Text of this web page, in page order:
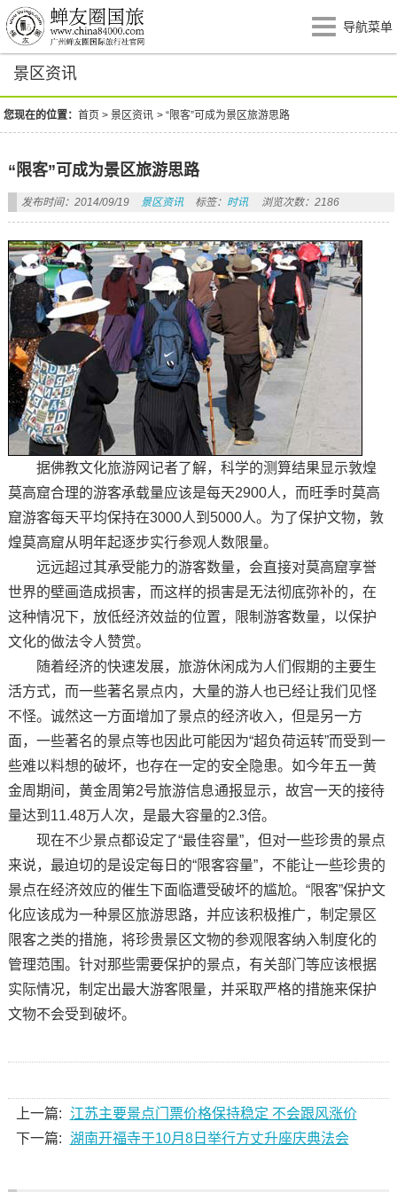
导航菜单
景区资讯
您现在的位置：首页 >景区资讯 >“限客”可成为景区旅游思路
“限客”可成为景区旅游思路
发布时间：2014/09/19 景区资讯 标签： 时讯 浏览次数：2186
据佛教文化旅游网记者了解，科学的测算结果显示敦煌
莫高窟合理的游客承载量应该是每天2900人，而旺季时莫高
窟游客每天平均保持在3000人到5000人。为了保护文物，敦
煌莫高窟从明年起逐步实行参观人数限量。
远远超过其承受能力的游客数量，会直接对莫高窟享誉
世界的壁画造成损害，而这样的损害是无法彻底弥补的，在
这种情况下，放低经济效益的位置，限制游客数量，以保护
文化的做法令人赞赏。
随着经济的快速发展，旅游休闲成为人们假期的主要生
活方式，而一些著名景点内，大量的游人也已经让我们见怪
不怪。诚然这一方面增加了景点的经济收入，但是另一方
面，一些著名的景点等也因此可能因为“超负荷运转”而受到一
些难以料想的破坏，也存在一定的安全隐患。如今年五一黄
金周期间，黄金周第2号旅游信息通报显示，故宫一天的接待
量达到11.48万人次，是最大容量的2.3倍。
现在不少景点都设定了“最佳容量”，但对一些珍贵的景点
来说，最迫切的是设定每日的“限客容量”，不能让一些珍贵的
景点在经济效应的催生下面临遭受破坏的尴尬。“限客”保护文
化应该成为一种景区旅游思路，并应该积极推广，制定景区
限客之类的措施，将珍贵景区文物的参观限客纳入制度化的
管理范围。针对那些需要保护的景点，有关部门等应该根据
实际情况，制定出最大游客限量，并采取严格的措施来保护
文物不会受到破坏。
上一篇:
江苏主要景点门票价格保持稳定 不会跟风涨价
下一篇: 湖南开福寺于10月8日举行方丈升座庆典法会